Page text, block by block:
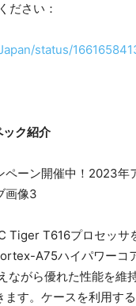
ださい：
status/
ク紹介
Tiger T616プロセッサ
A75ハイパワー
ながら優れた性能を
ます。ケースを利用す